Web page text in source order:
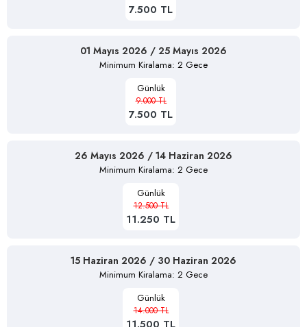
7.500 TL
01 Mayıs 2026 / 25 Mayıs 2026
Minimum Kiralama: 2 Gece
Günlük
9.000 TL
7.500 TL
26 Mayıs 2026 / 14 Haziran 2026
Minimum Kiralama: 2 Gece
Günlük
12.500 TL
11.250 TL
15 Haziran 2026 / 30 Haziran 2026
Minimum Kiralama: 2 Gece
Günlük
14.000 TL